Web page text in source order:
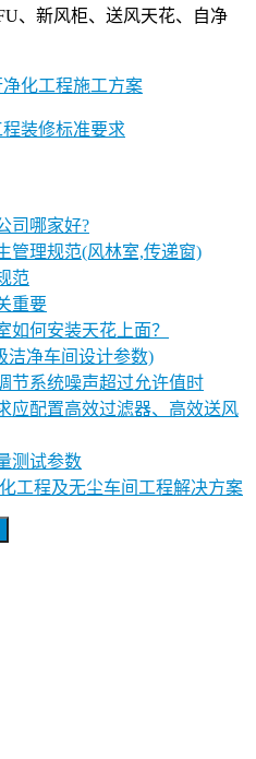
、新风柜、送风天花、自净
化工程施工方案
装修标准要求
司哪家好?
管理规范(风林室,传递窗)
范
重要
如何安装天花上面？
洁净车间设计参数)
节系统噪声超过允许值时
应配置高效过滤器、高效送风
测试参数
工程及无尘车间工程解决方案